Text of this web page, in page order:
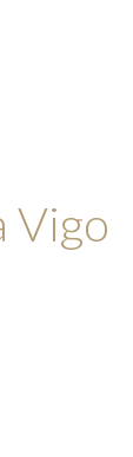
Vigo